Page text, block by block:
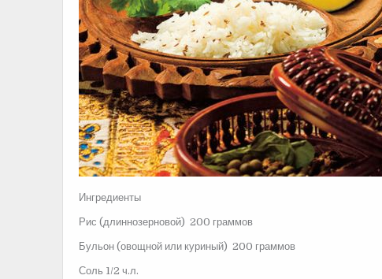
Ингредиенты
Рис (длиннозерновой) 200 граммов
Бульон (овощной или куриный) 200 граммов
Соль 1/2 ч.л.